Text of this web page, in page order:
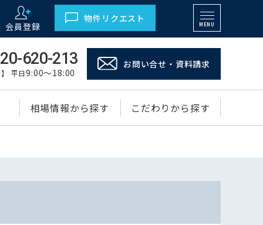
会員登録
物件リクエスト
MENU
620-213
】 平日9:00～18:00
お問い合せ・資料請求
相場情報から探す こだわりから探す